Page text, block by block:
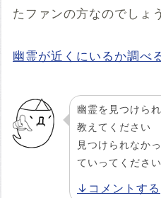
たファンの方なのでしょ
幽霊が近くにいるか調べ
幽霊を見つけら
教えてください
見つけられなか
ていってください
↓コメントする